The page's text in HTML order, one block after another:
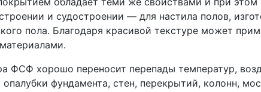
и судостроении — для настила полов,
пола. Благодаря красивой текстуре может
ФСФ хорошо переносит перепады температур,
фундамента, стен, перекрытий, колонн,